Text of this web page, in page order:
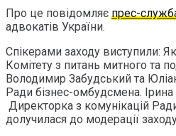
Про це повідомляє прес-
адвокатів України.
Спікерами заходу виступили:
Комітету з питань митного та
Володимир Забудський та
Ради бізнес-омбудсмена. Ірина
Директорка з комунікацій
долучилася до модерації